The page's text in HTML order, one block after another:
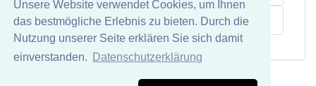
Unsere Website verwendet Cookies, um Ihnen
das bestmögliche Erlebnis zu bieten. Durch die
Nutzung unserer Seite erklären Sie sich damit
einverstanden.
Datenschutzerklärung
Schleimgärung
Datenschutz